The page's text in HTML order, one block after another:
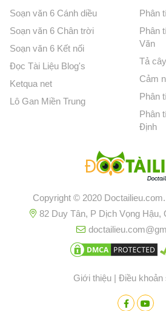
Soạn văn 6 Cánh diều
Soạn văn 6 Chân trời
Soạn văn 6 Kết nối
Đọc Tài Liệu Blog's
Ketqua net
Lô Gan Miền Trung
Phân
Phân
Văn
Tả
Cảm
Phân
Phân
Định
Copyright © 2020
82 Duy Tân, P Dịch Vọng Hậu,
Giới thiệu | Điều khoản